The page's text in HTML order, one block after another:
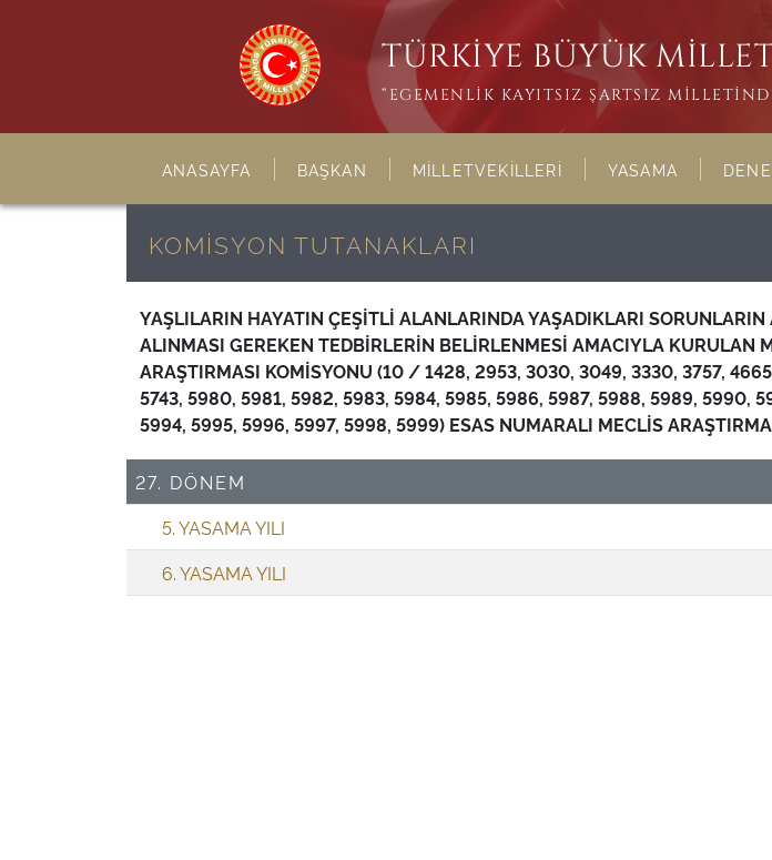
TÜRKİYE BÜYÜK
“EGEMENLİK KAYITSIZ ŞARTSIZ
ANASAYFA BAŞKAN MİLLETVEKİLLERİ YASAMA
KOMİSYON TUTANAKLARI
YAŞLILARIN HAYATIN ÇEŞİTLİ ALANLARINDA YAŞADIKLARI
ALINMASI GEREKEN TEDBİRLERİN BELİRLENMESİ AMACIYLA KURULAN
ARAŞTIRMASI KOMİSYONU (10 / 1428, 2953, 3030, 3049, 3330, 3757,
5743, 5980, 5981, 5982, 5983, 5984, 5985, 5986, 5987, 5988, 5989, 5990,
5994, 5995, 5996, 5997, 5998, 5999) ESAS NUMARALI MECLİS
27. DÖNEM
5. YASAMA YILI
6. YASAMA YILI